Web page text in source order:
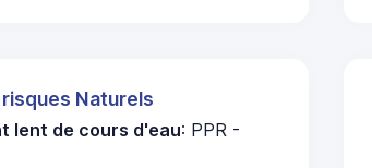
Naturels
lent de cours d'eau: PPR -